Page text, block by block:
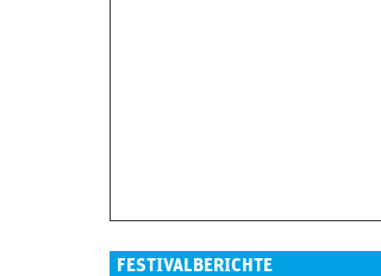
FESTIVALBERICHTE